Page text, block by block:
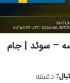
– سوئد | جام
7 دقیقه